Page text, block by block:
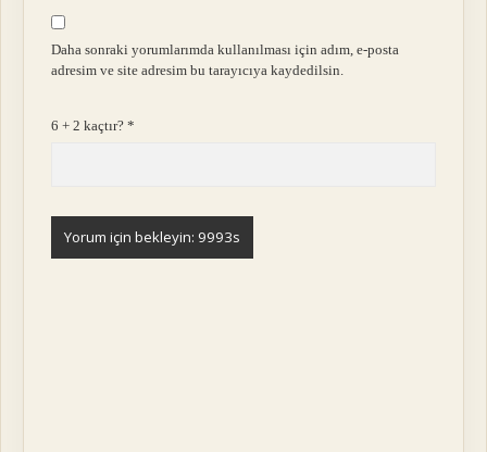
Daha sonraki yorumlarımda kullanılması için adım, e-posta
adresim ve site adresim bu tarayıcıya kaydedilsin.
6 + 2 kaçtır?*